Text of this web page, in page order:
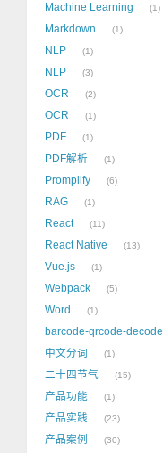
Machine Learning 1
Markdown 1
NLP 1
NLP 3
OCR 2
OCR 1
PDF 1
PDF解析 1
Promplify 6
RAG 1
React 11
React Native 13
Vue.js 1
Webpack 5
Word 1
barcode-qrcode-decode
中文分词 1
二十四节气 15
产品功能 1
产品实践 23
产品案例 30